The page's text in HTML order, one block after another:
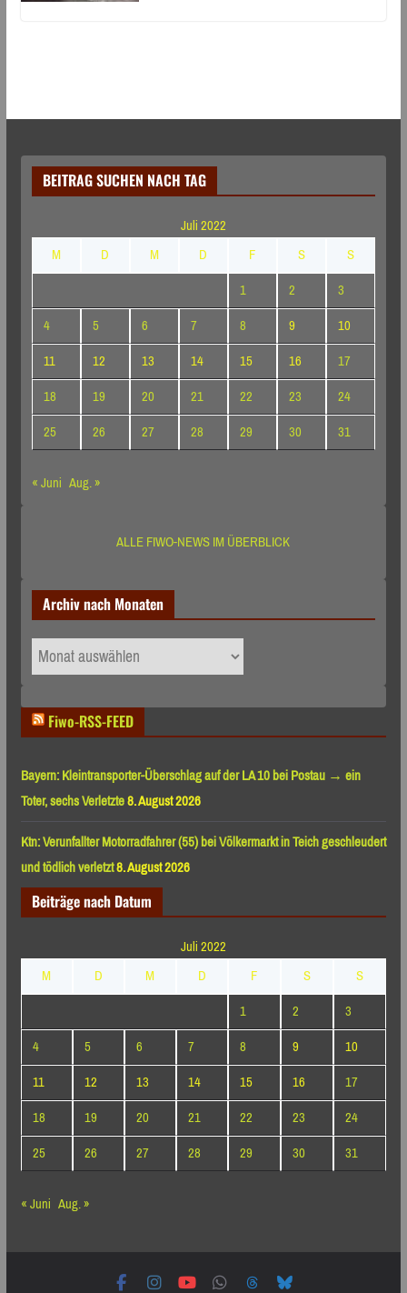
BEITRAG SUCHEN NACH TAG
Juli 2022
M
D M D F S
S
1
2
3
4
5 6 7 8 9
10
11
12 13 14 15 16
17
18
19 20 21 22 23
24
25
26 27 28 29 30
31
« Juni Aug. »
ALLE FIWO-NEWS IM ÜBERBLICK
Archiv nach Monaten
Archiv
nach
Fiwo-RSS-FEED
Bayern: Kleintransporter-Überschlag auf der LA 10 bei Postau → ein
Toter, sechs Verletzte8. August 2026
Ktn: Verunfallter Motorradfahrer (55) bei Völkermarkt in Teich geschleudert
und tödlich verletzt8. August 2026
Beiträge nach Datum
Juli 2022
M
D M D F S
S
1
2
3
4
5 6 7 8 9
10
11
12 13 14 15 16
17
18
19 20 21 22 23
24
25
26 27 28 29 30
31
« Juni Aug. »